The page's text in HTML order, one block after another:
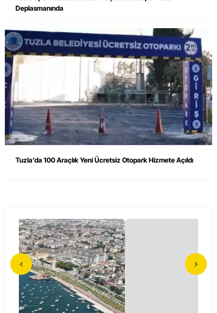
Deplasmanında
Tuzla’da 100 Araçlık Yeni Ücretsiz Otopark Hizmete Açıldı